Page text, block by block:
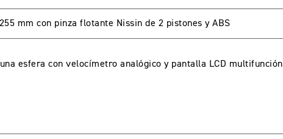
mm con pinza flotante Nissin de 2 pistones y ABS
esfera con velocímetro analógico y pantalla LCD multifunción